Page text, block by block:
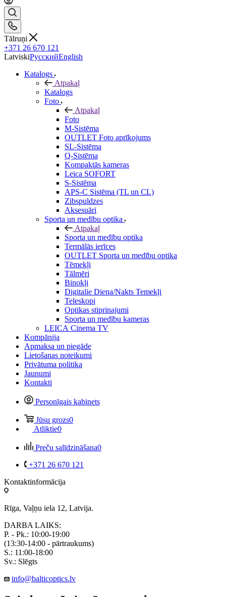
Tālruņi
+371 26 670 121
LatviskiРусскийEnglish
Katalogs
Atpakaļ
Katalogs
Foto
Atpakaļ
Foto
M-Sistēma
OUTLET Foto aprīkojums
SL-Sistēma
Q-Sistēma
Kompaktās kameras
Leica SOFORT
S-Sistēma
APS-C Sistēma (TL un CL)
Zibspuldzes
Aksesuāri
Sporta un medību optika
Atpakaļ
Sporta un medību optika
Termālās ierīces
OUTLET Sporta un medību optika
Tēmekļi
Tālmēri
Binokļi
Digitalie Diena/Nakts Temekļi
Teleskopi
Optikas stiprinajumi
Sporta un medību kameras
LEICA Cinema TV
Kompānija
Apmaksa un piegāde
Lietošanas noteikumi
Privātuma politika
Jaunumi
Kontakti
Personīgais kabinets
Jūsu grozs0
Atliktie0
Preču salīdzināšana0
+371 26 670 121
Kontaktinformācija
Rīga, Vaļņu iela 12, Latvija.
DARBA LAIKS:
P. - Pk.: 10:00-19:00
(13:30-14:00 - pārtraukums)
S.: 11:00-18:00
Sv.: Slēgts
info@balticoptics.lv